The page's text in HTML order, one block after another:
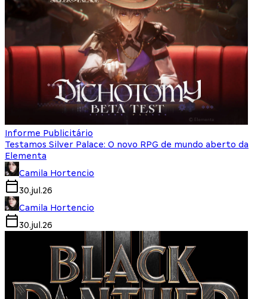
Informe Publicitário
Testamos Silver Palace: O novo RPG de mundo aberto da
Elementa
Camila Hortencio
30.jul.26
Camila Hortencio
30.jul.26